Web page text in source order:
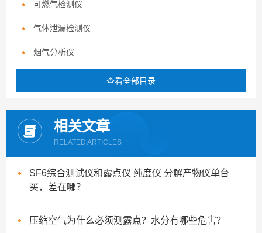
可燃气检测仪
气体泄漏检测仪
烟气分析仪
查看全部目录
相关文章
RELATED ARTICLES
SF6综合测试仪和露点仪 纯度仪 分解产物仪单台
买，差在哪？
压缩空气为什么必须测露点？水分有哪些危害？